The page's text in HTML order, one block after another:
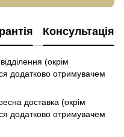
Консультація
(окрім
додатково отримувачем
доставка (окрім
додатково отримувачем